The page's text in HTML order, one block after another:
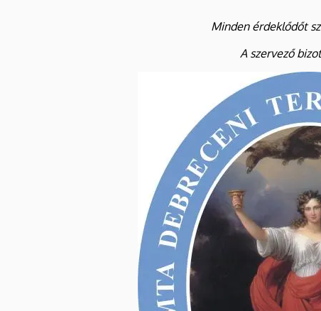
Minden érdeklődőt
A szervező